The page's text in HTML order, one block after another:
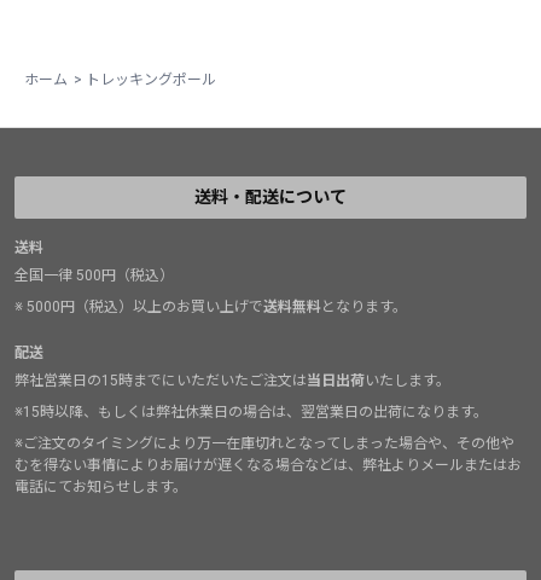
ホーム > トレッキングポール
送料・配送について
送料
全国一律 500円（税込）
※ 5000円（税込）以上のお買い上げで送料無料となります。
配送
弊社営業日の15時までにいただいたご注文は当日出荷いたします。
※15時以降、もしくは弊社休業日の場合は、翌営業日の出荷になります。
※ご注文のタイミングにより万一在庫切れとなってしまった場合や、その他や
むを得ない事情によりお届けが遅くなる場合などは、弊社よりメールまたはお
電話にてお知らせします。